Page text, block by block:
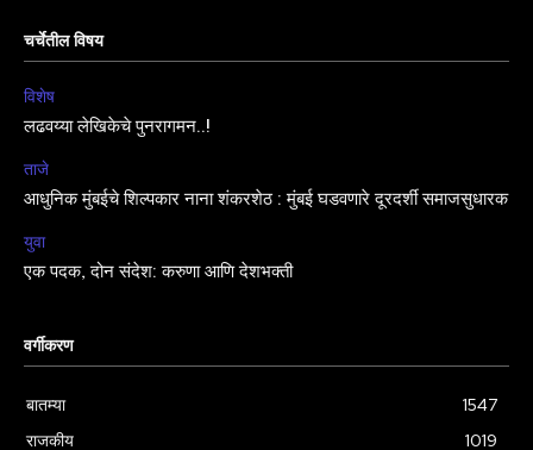
चर्चेतील विषय
विशेष
लढवय्या लेखिकेचे पुनरागमन..!
ताजे
आधुनिक मुंबईचे शिल्पकार नाना शंकरशेठ : मुंबई घडवणारे दूरदर्शी समाजसुधारक
युवा
एक पदक, दोन संदेश: करुणा आणि देशभक्ती
वर्गीकरण
बातम्या
1547
राजकीय
1019